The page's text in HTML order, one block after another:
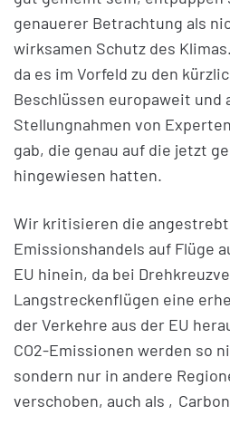
genauerer Betrachtung als
wirksamen Schutz des
da es im Vorfeld zu den
Beschlüssen europaweit und
Stellungnahmen von
gab, die genau auf die jetzt
hingewiesen hatten.
Wir kritisieren die
Emissionshandels auf Flüge
EU hinein, da bei
Langstreckenflügen eine
der Verkehre aus der EU
CO2-Emissionen werden so
sondern nur in andere
verschoben, auch als